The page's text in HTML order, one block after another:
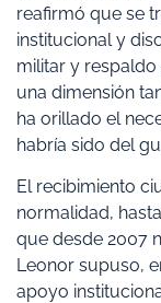
reafirmó que se
institucional y
militar y
una dimensión
ha orillado el
habría sido del
El recibimiento
normalidad,
que desde 2007
Leonor supuso,
apoyo